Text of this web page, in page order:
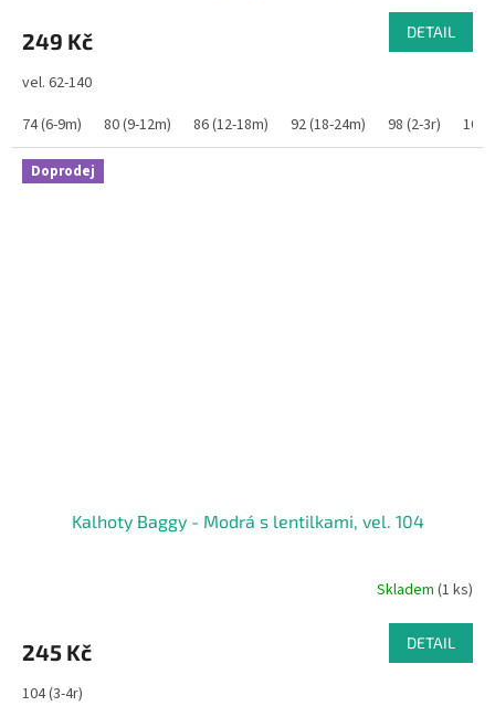
249 Kč DETAIL
vel. 62-140
74 (6-9m)
80 (9-12m) 86 (12-18m) 92 (18-24m) 98 (2-3r) 104
Doprodej
Kalhoty Baggy - Modrá s lentilkami, vel. 104
Skladem (1 ks)
245 Kč DETAIL
104 (3-4r)